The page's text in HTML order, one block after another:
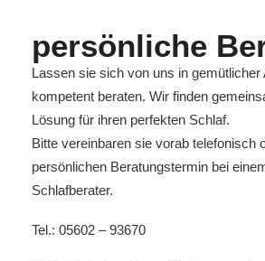
persönliche
Lassen sie sich von uns in gemütlicher
kompetent beraten. Wir finden
Lösung für ihren perfekten Schlaf.
Bitte vereinbaren sie vorab telefonisch
persönlichen Beratungstermin bei
Schlafberater.
Tel.: 05602 – 93670